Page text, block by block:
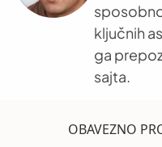
ključnih
ga
sajta.
OBAVEZNO